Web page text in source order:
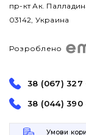
пр-кт Ак.
03142, Украина
Розроблено
38 (067) 327
38 (044) 390
Умови